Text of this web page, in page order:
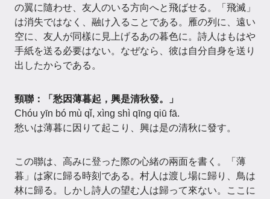
の翼に隨わせ、友人のいる方向へと飛ばせる。「飛滅」
は消失ではなく、融け入ることである。雁の列に、遠い
空に、友人が同樣に見上げるあの暮色に。詩人はもはや
手紙を送る必要はない。なぜなら、彼は自分自身を送り
出したからである。
頸聯：「愁因薄暮起，興是清秋發。」
Chóu yīn bó mù qǐ, xìng shì qīng qiū fā.
愁いは薄暮に因りて起こり、興は是の清秋に發す。
この聯は、高みに登った際の心緒の兩面を書く。「薄
暮」は家に歸る時刻である。村人は渡し場に歸り、鳥は
林に歸る。しかし詩人の望む人は歸って來ない。ここに